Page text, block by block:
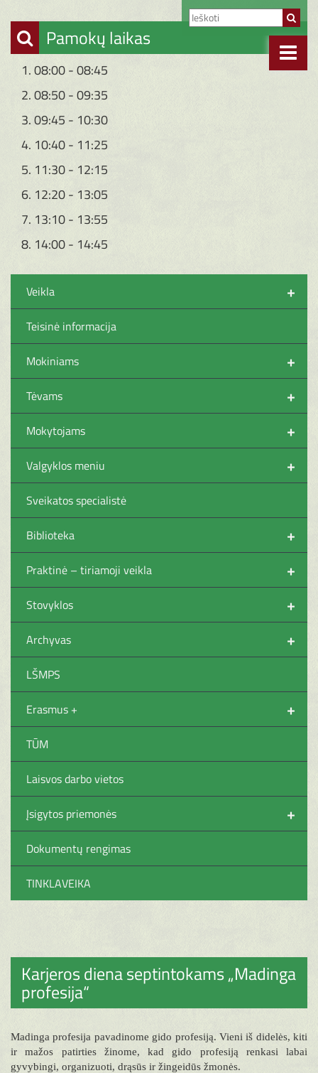
Pamokų laikas
1. 08:00 - 08:45
2. 08:50 - 09:35
3. 09:45 - 10:30
4. 10:40 - 11:25
5. 11:30 - 12:15
6. 12:20 - 13:05
7. 13:10 - 13:55
8. 14:00 - 14:45
+
Veikla
Teisinė informacija
+
Mokiniams
+
Tėvams
+
Mokytojams
+
Valgyklos meniu
Sveikatos specialistė
+
Biblioteka
+
Praktinė – tiriamoji veikla
+
Stovyklos
+
Archyvas
LŠMPS
+
Erasmus +
TŪM
Laisvos darbo vietos
+
Įsigytos priemonės
Dokumentų rengimas
TINKLAVEIKA
Karjeros diena septintokams „Madinga
profesija“
Madinga profesija pavadinome gido profesiją. Vieni iš didelės, kiti
ir mažos patirties žinome, kad gido profesiją renkasi labai
gyvybingi, organizuoti, drąsūs ir žingeidūs žmonės.